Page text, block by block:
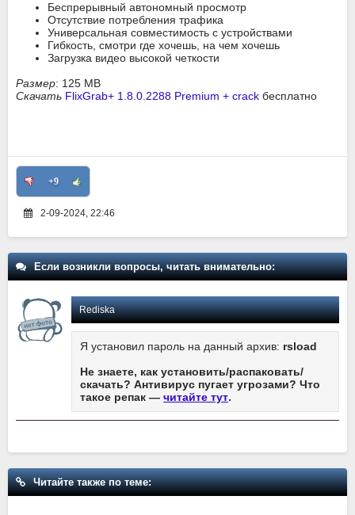
Беспрерывный автономный просмотр
Отсутствие потребления трафика
Универсальная совместимость с устройствами
Гибкость, смотри где хочешь, на чем хочешь
Загрузка видео высокой четкости
Размер: 125 MB
Скачать FlixGrab+ 1.8.0.2288 Premium + crack бесплатно
+9
2-09-2024, 22:46
Если возникли вопросы, читать внимательно:
Rediska
Я установил пароль на данный архив: rsload
Не знаете, как установить/распаковать/
скачать? Антивирус пугает угрозами? Что
такое репак — читайте тут.
Читайте также по теме: